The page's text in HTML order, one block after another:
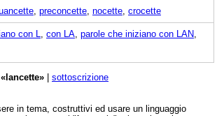
preconcette nocette crocette
con L con LA parole che iniziano con LAN
| sottoscrizione
in tema, costruttivi ed usare un linguaggio